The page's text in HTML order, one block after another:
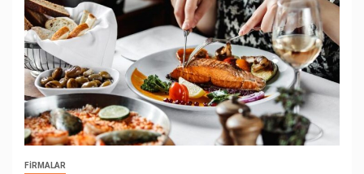
FIRMALAR